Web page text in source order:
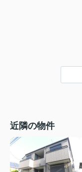
近隣の物件